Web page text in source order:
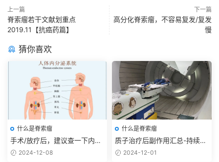
上一篇
脊索瘤若干文献划重点
2019.11【抗癌药篇】
下一篇
高分化脊索瘤，不容易复发/复发
慢
猜你喜欢
什么是脊索瘤
手术/放疗后，建议查一下内分
泌，目前数据还在收集中
2024-12-08
什么是脊索瘤
质子治疗后副作用汇总-持续更
新 2024-12-01